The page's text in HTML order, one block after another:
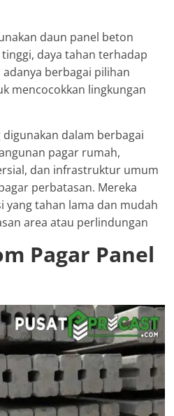
daun panel beton
daya tahan terhadap
berbagai pilihan
mencocokkan lingkungan
dalam berbagai
pagar rumah,
dan infrastruktur umum
perbatasan. Mereka
yang tahan lama dan mudah
area atau perlindungan
Pagar Panel